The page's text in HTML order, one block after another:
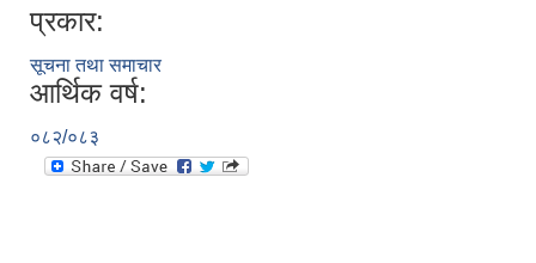
प्रकार:
सूचना तथा समाचार
आर्थिक वर्ष:
०८२/०८३